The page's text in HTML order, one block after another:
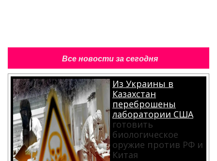
Все новости за сегодня
Из Украины в
Казахстан
переброшены
лаборатории США
готовить
биологическое
оружие против РФ и
Китая